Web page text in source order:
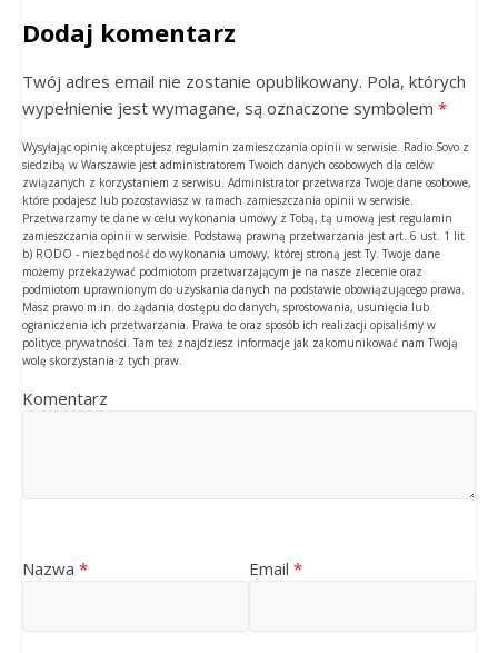
Dodaj komentarz
Twój adres email nie zostanie opublikowany. Pola, których
wypełnienie jest wymagane, są oznaczone symbolem *
Wysyłając opinię akceptujesz regulamin zamieszczania opinii w serwisie. Radio Sovo z
siedzibą w Warszawie jest administratorem Twoich danych osobowych dla celów
związanych z korzystaniem z serwisu. Administrator przetwarza Twoje dane osobowe,
które podajesz lub pozostawiasz w ramach zamieszczania opinii w serwisie.
Przetwarzamy te dane w celu wykonania umowy z Tobą, tą umową jest regulamin
zamieszczania opinii w serwisie. Podstawą prawną przetwarzania jest art. 6 ust. 1 lit
b) RODO - niezbędność do wykonania umowy, której stroną jest Ty. Twoje dane
możemy przekazywać podmiotom przetwarzającym je na nasze zlecenie oraz
podmiotom uprawnionym do uzyskania danych na podstawie obowiązującego prawa.
Masz prawo m.in. do żądania dostępu do danych, sprostowania, usunięcia lub
ograniczenia ich przetwarzania. Prawa te oraz sposób ich realizacji opisaliśmy w
polityce prywatności. Tam też znajdziesz informacje jak zakomunikować nam Twoją
wolę skorzystania z tych praw.
Komentarz
Nazwa * Email *